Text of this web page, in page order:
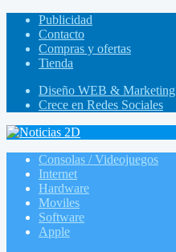
Publicidad
Contacto
Compras y ofertas
Tienda
Diseño WEB & Marketing
Crece en Redes Sociales
Consolas / Videojuegos
Internet
Hardware
Moviles
Software
Apple